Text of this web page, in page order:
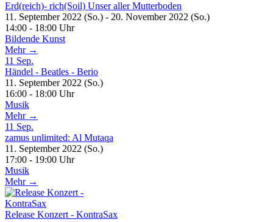
Erd(reich)- rich(Soil) Unser aller Mutterboden
11. September 2022 (So.) - 20. November 2022 (So.)
14:00 - 18:00 Uhr
Bildende Kunst
Mehr →
11 Sep.
Händel - Beatles - Berio
11. September 2022 (So.)
16:00 - 18:00 Uhr
Musik
Mehr →
11 Sep.
zamus unlimited: Al Mutaqa
11. September 2022 (So.)
17:00 - 19:00 Uhr
Musik
Mehr →
Release Konzert - KontraSax